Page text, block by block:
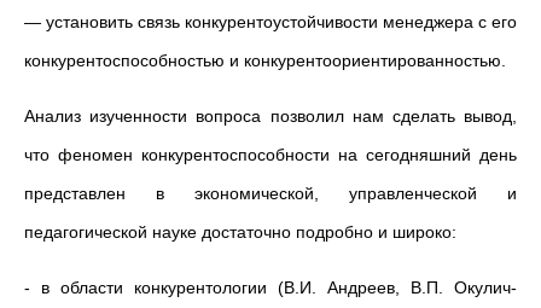
— установить связь конкурентоустойчивости менеджера с его
конкурентоспособностью и конкурентоориентированностью.
Анализ изученности вопроса позволил нам сделать вывод,
что феномен конкурентоспособности на сегодняшний день
представлен в экономической, управленческой и
педагогической науке достаточно подробно и широко:
- в области конкурентологии (В.И. Андреев, В.П. Окулич-